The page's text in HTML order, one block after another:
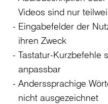
Videos sind nur
Eingabefelder der
ihren Zweck
Tastatur-Kurzbefehle
anpassbar
Anderssprachige
nicht ausgezeichnet